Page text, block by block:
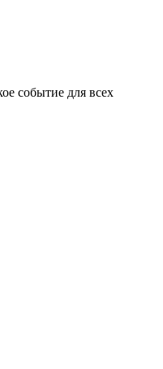
событие для всех